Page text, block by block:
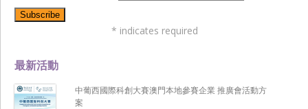
最新活動
中葡西國際科創大賽澳門本地參賽企業 推廣會活動方
案
* indicates required